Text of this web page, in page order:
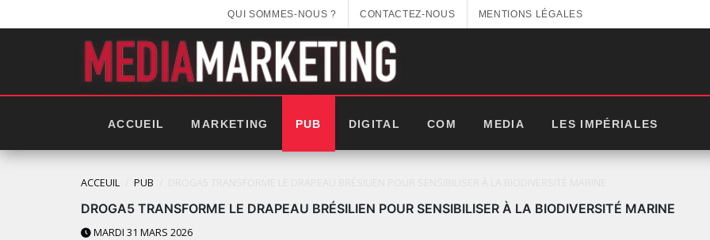
QUI SOMMES-NOUS ? CONTACTEZ-NOUS MENTIONS LÉGALES
ACCUEIL MARKETING PUB DIGITAL COM MEDIA LES IMPÉRIALES
ACCEUIL PUB
DROGA5 TRANSFORME LE DRAPEAU BRÉSILIEN POUR SENSIBILISER À LA BIODIVERSITÉ MARINE
MARDI 31 MARS 2026